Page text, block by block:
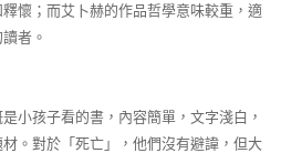
懷；而艾卜赫的作品哲學意味較重，適
者。
小孩子看的書，內容簡單，文字淺白，
。對於「死亡」，他們沒有避諱，但大